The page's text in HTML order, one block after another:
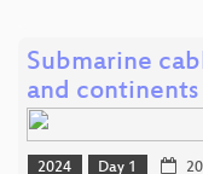
Submarine
and continents
2024 Day 1